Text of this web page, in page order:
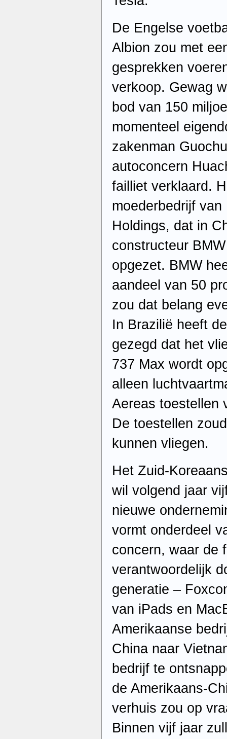
De Engelse
Albion zou met
gesprekken
verkoop. Gewag
bod van 150
momenteel
zakenman
autoconcern
failliet verklaard.
moederbedrijf
Holdings, dat in
constructeur
opgezet. BMW
aandeel van 50
zou dat belang
In Brazilië heeft
gezegd dat het
737 Max wordt
alleen
Aereas toestellen
De toestellen
kunnen vliegen.
Het Zuid-
wil volgend jaar
nieuwe
vormt onderdeel
concern, waar de
verantwoordelijk
generatie –
van iPads en
Amerikaanse
China naar
bedrijf te
de Amerikaans-
verhuis zou op
Binnen vijf jaar